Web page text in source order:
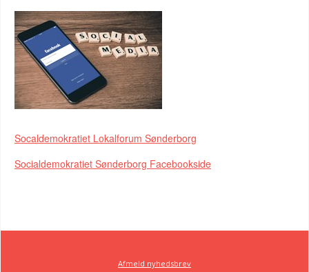
Socaldemokratiet Lokalforum Sønderborg
Socialdemokratiet Sønderborg Facebookside
Afmeld nyhedsbrev